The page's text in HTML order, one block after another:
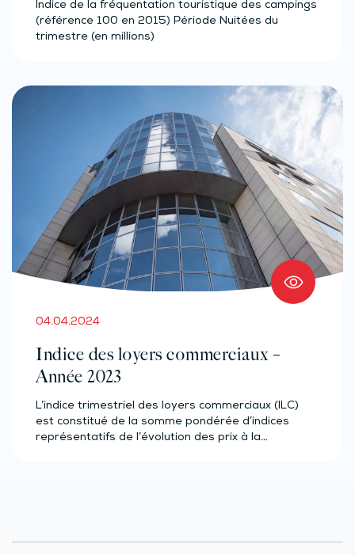
Indice de la fréquentation touristique des campings
(référence 100 en 2015) Période Nuitées du
trimestre (en millions)
04.04.2024
Indice des loyers commerciaux –
Année 2023
L’indice trimestriel des loyers commerciaux (ILC)
est constitué de la somme pondérée d’indices
représentatifs de l’évolution des prix à la…